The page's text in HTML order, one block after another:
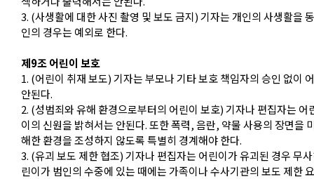
3. (사생활에 대한 사진 촬영 및 보도 금지) 기자는 개인의 사생활을
인의 경우는 예외로 한다.
제9조 어린이 보호
1. (어린이 취재 보도) 기자는 부모나 기타 보호 책임자의 승인 없이
안된다.
2. (성범죄와 유해 환경으로부터의 어린이 보호) 기자나 편집자는
이의 신원을 밝혀서는 안된다. 또한 폭력, 음란, 약물 사용의 장면을
해한 환경을 조성하지 않도록 특별히 경계해야 한다.
3. (유괴 보도 제한 협조) 기자나 편집자는 어린이가 유괴된 경우 무
린이가 범인의 수중에 있는 때에는 가족이나 수사기관의 보도 제한